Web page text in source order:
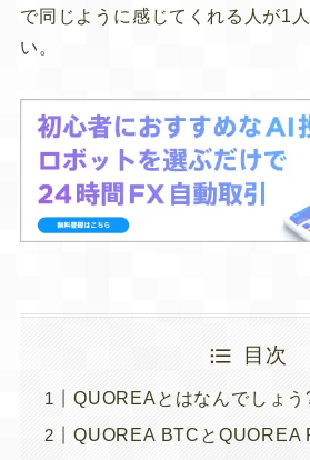
で同じように感じてくれる人が1
い。
目次
QUOREAとはなんでしょう
QUOREA BTCとQUOREA